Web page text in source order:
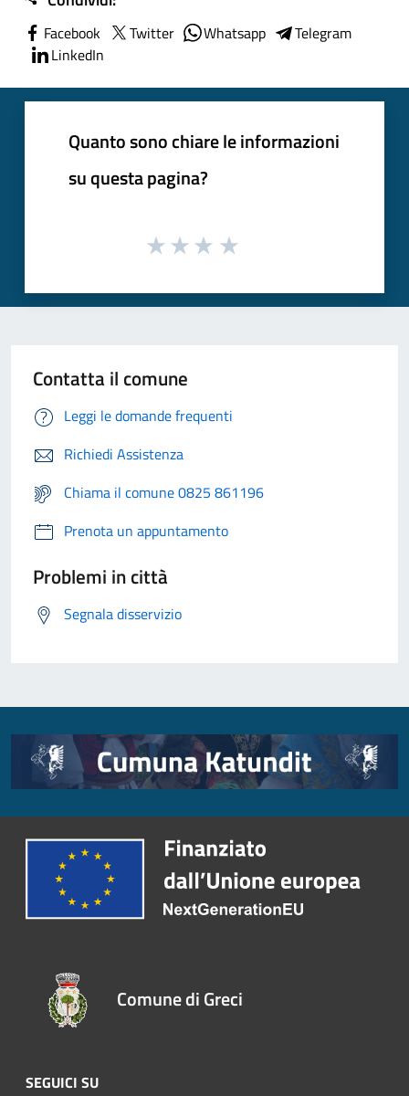
Facebook Twitter Whatsapp
Telegram
LinkedIn
Quanto sono chiare le informazioni
su questa pagina?
Contatta il comune
Leggi le domande frequenti
Richiedi Assistenza
Chiama il comune 0825 861196
Prenota un appuntamento
Problemi in città
Segnala disservizio
Comune di Greci
SEGUICI SU